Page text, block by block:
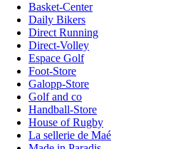
Basket-Center
Daily Bikers
Direct Running
Direct-Volley
Espace Golf
Foot-Store
Galopp-Store
Golf and co
Handball-Store
House of Rugby
La sellerie de Maé